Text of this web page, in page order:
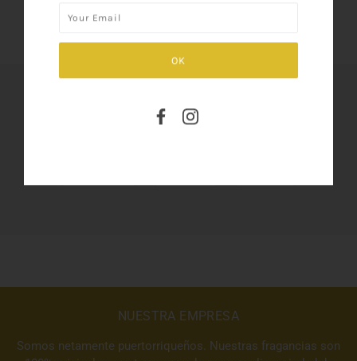
SHARE THIS
NUESTRA EMPRESA
Somos netamente puertorriqueños. Nuestras fragancias son